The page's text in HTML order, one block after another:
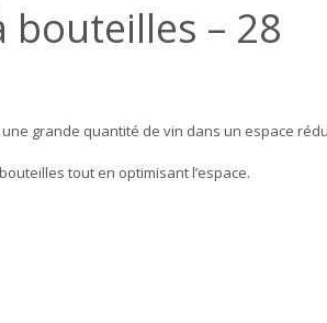
bouteilles – 28
grande quantité de vin dans un espace
tout en optimisant l’espace.